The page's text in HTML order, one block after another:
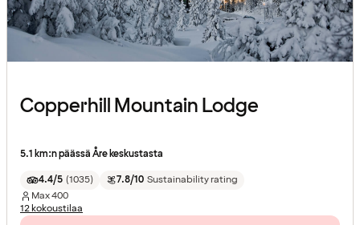
Copperhill Mountain Lodge
5.1 km:n päässä Åre keskustasta
4.4/5 (1035) 7.8/10 Sustainability rating
Max400
12 kokoustilaa